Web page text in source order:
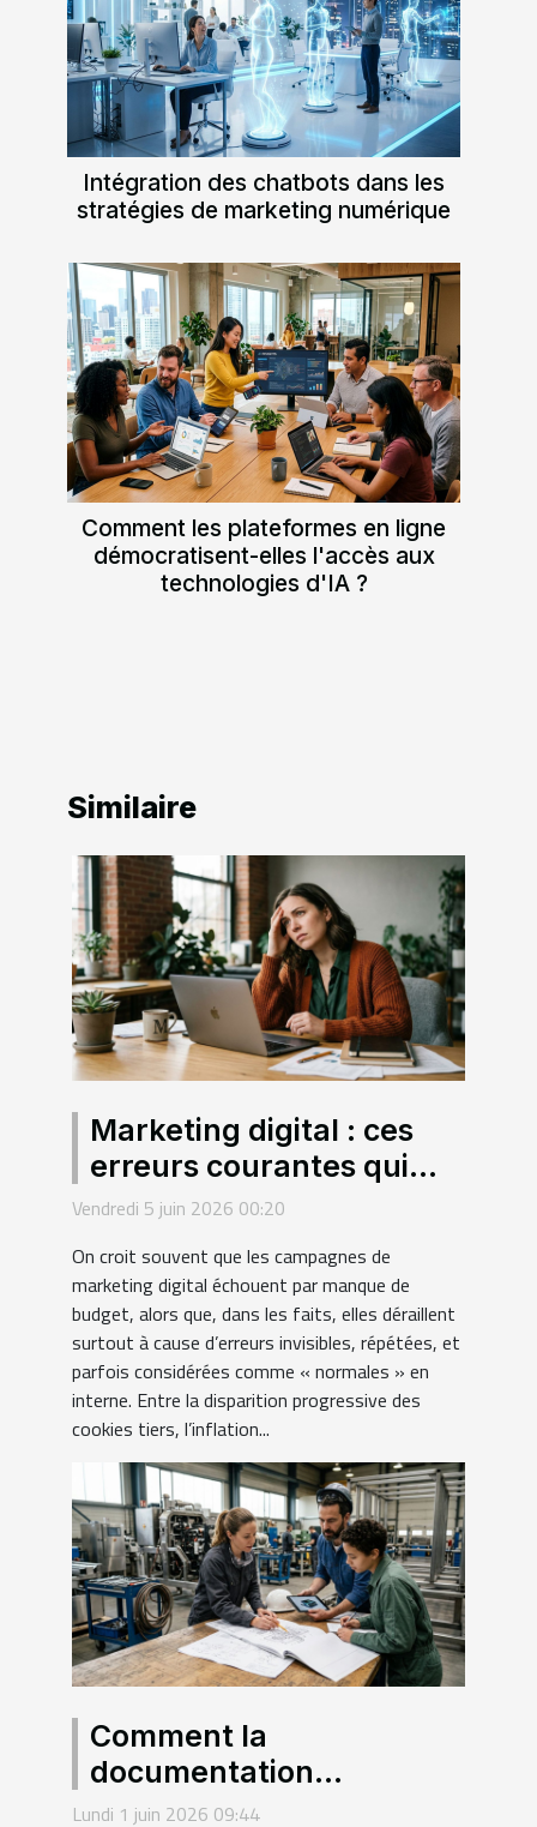
Intégration des chatbots dans les
stratégies de marketing numérique
Comment les plateformes en ligne
démocratisent-elles l'accès aux
technologies d'IA ?
Similaire
Marketing digital : ces
erreurs courantes qui
sabotent vos campagnes
Vendredi 5 juin 2026 00:20
On croit souvent que les campagnes de
marketing digital échouent par manque de
budget, alors que, dans les faits, elles déraillent
surtout à cause d’erreurs invisibles, répétées, et
parfois considérées comme « normales » en
interne. Entre la disparition progressive des
cookies tiers, l’inflation...
Comment la
documentation
technique façonne la
Lundi 1 juin 2026 09:44